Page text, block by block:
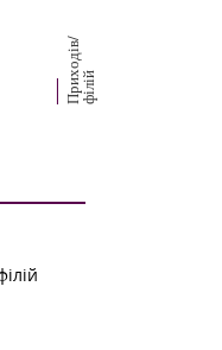
П
р
их
о
д
і
в
/
ф
і
л
ій